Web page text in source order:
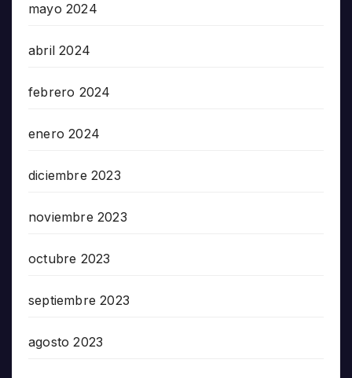
mayo 2024
abril 2024
febrero 2024
enero 2024
diciembre 2023
noviembre 2023
octubre 2023
septiembre 2023
agosto 2023